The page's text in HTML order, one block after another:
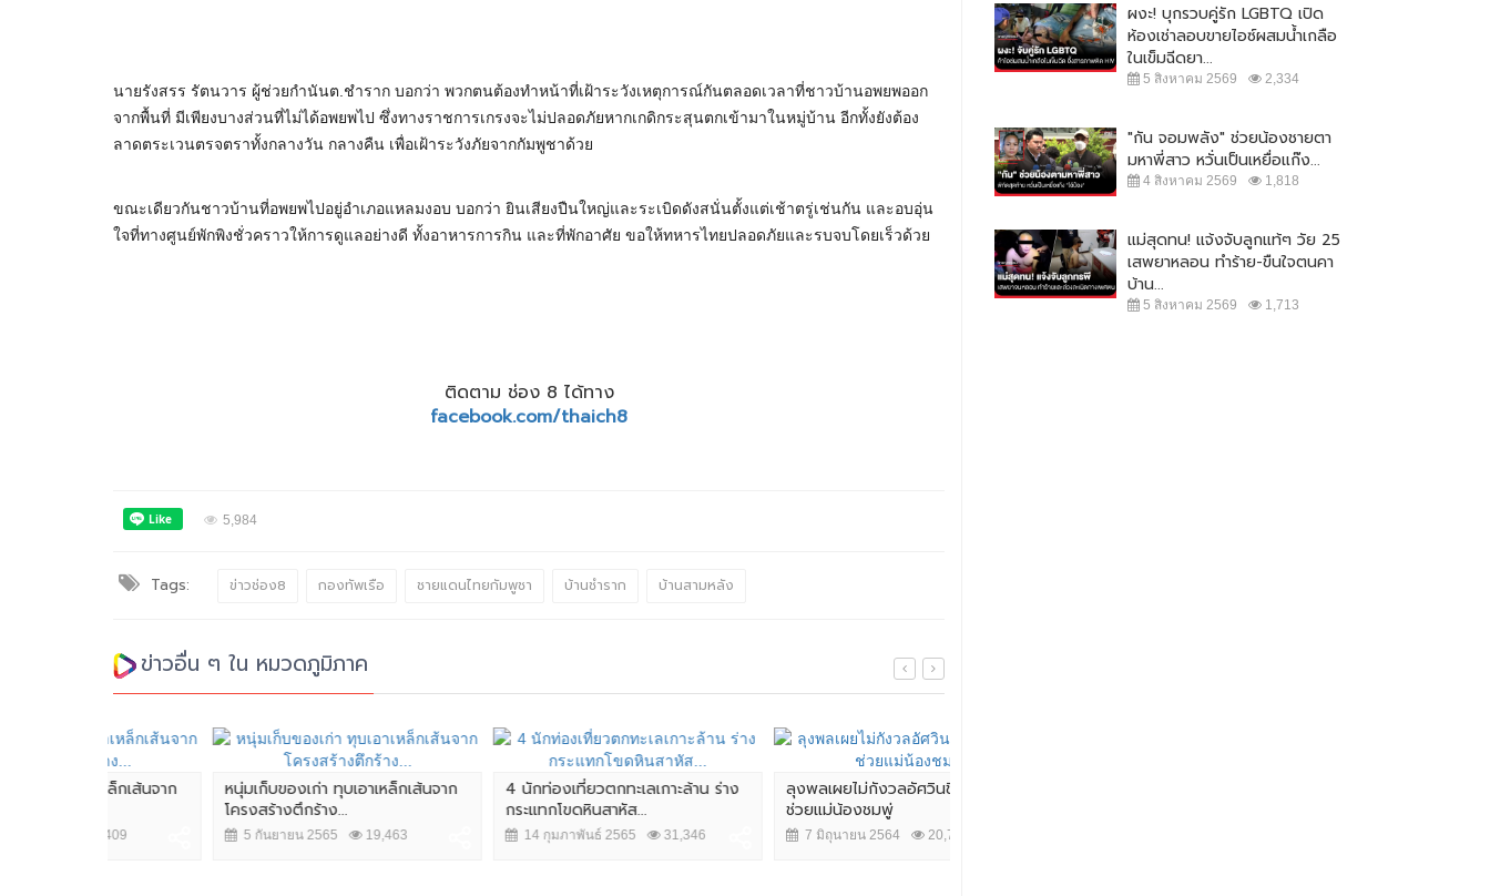
นายรังสรร รัตนวาร ผู้ช่วยกำนันต.ชำราก บอกว่า พวกตนต้องทำหน้าที่เฝ้าระวังเหตุการณ์กันตลอดเวลาที่ชาวบ้านอพยพออก
จากพื้นที่ มีเพียงบางส่วนที่ไม่ได้อพยพไป ซึ่งทางราชการเกรงจะไม่ปลอดภัยหากเกดิกระสุนตกเข้ามาในหมู่บ้าน อีกทั้งยังต้อง
ลาดตระเวนตรจตราทั้งกลางวัน กลางคืน เพื่อเฝ้าระวังภัยจากกัมพูชาด้วย
ขณะเดียวกันชาวบ้านที่อพยพไปอยู่อำเภอแหลมงอบ บอกว่า ยินเสียงปืนใหญ่และระเบิดดังสนั่นตั้งแต่เช้าตรู่เช่นกัน และอบอุ่น
ใจที่ทางศูนย์พักพิงชั่วคราวให้การดูแลอย่างดี ทั้งอาหารการกิน และที่พักอาศัย ขอให้ทหารไทยปลอดภัยและรบจบโดยเร็วด้วย
ติดตาม ช่อง 8 ได้ทาง
facebook.com/thaich8
5,984
Tags: ข่าวช่อง8 กองทัพเรือ ชายแดนไทยกัมพูชา บ้านชำราก บ้านสามหลัง
ข่าวอื่น ๆ ใน หมวดภูมิภาค
หนุ่มเก็บของเก่า ทุบเอาเหล็กเส้นจาก
โครงสร้างตึกร้าง...
5 กันยายน 2565 19,463
4 นักท่องเที่ยวตกทะเลเกาะล้าน ร่าง
กระแทกโขดหินสาหัส...
14 กุมภาพันธ์ 2565 31,346
ลุงพลเผยไม่กังวลอัศวินขี่ม้าขาวโดด
ช่วยแม่น้องชมพู่
7 มิถุนายน 2564 20,716
ผงะ! บุกรวบคู่รัก LGBTQ เปิด
ห้องเช่าลอบขายไอซ์ผสมน้ำเกลือ
ในเข็มฉีดยา...
5 สิงหาคม 2569 2,334
"กัน จอมพลัง" ช่วยน้องชายตา
มหาพี่สาว หวั่นเป็นเหยื่อแก๊ง...
4 สิงหาคม 2569 1,818
แม่สุดทน! แจ้งจับลูกแท้ๆ วัย 25
เสพยาหลอน ทำร้าย-ขืนใจตนคา
บ้าน...
5 สิงหาคม 2569 1,713